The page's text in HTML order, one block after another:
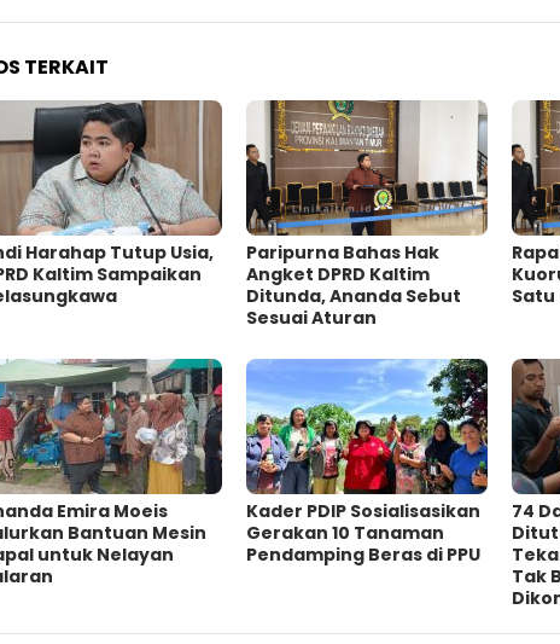
TERKAIT
Harahap Tutup Usia,
Kaltim Sampaikan
Paripurna Bahas Hak
Angket DPRD Kaltim
Ditunda, Ananda Sebut
Sesuai Aturan
Satu
Emira Moeis
Bantuan Mesin
untuk Nelayan
Kader PDIP Sosialisasikan
Gerakan 10 Tanaman
Pendamping Beras di PPU
74
Tak